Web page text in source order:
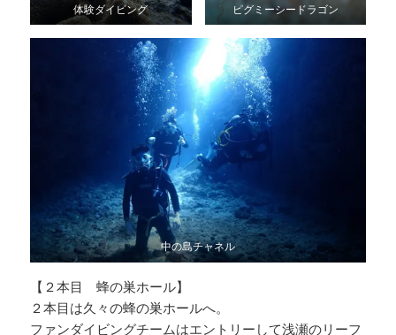
体験ダイビング ピグミーシードラゴン
中の島チャネル
【２本目 蜂の巣ホール】
２本目は久々の蜂の巣ホールへ。
ファンダイビングチームはエントリーして浅瀬のリーフ